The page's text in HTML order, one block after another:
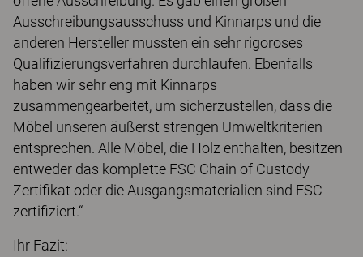
Ausschreibungsausschuss und Kinnarps und die
anderen Hersteller mussten ein sehr rigoroses
Qualifizierungsverfahren durchlaufen. Ebenfalls
haben wir sehr eng mit Kinnarps
zusammengearbeitet, um sicherzustellen, dass die
Möbel unseren äußerst strengen Umweltkriterien
entsprechen. Alle Möbel, die Holz enthalten, besitzen
entweder das komplette FSC Chain of Custody
Zertifikat oder die Ausgangsmaterialien sind FSC
zertifiziert.“
Ihr Fazit: